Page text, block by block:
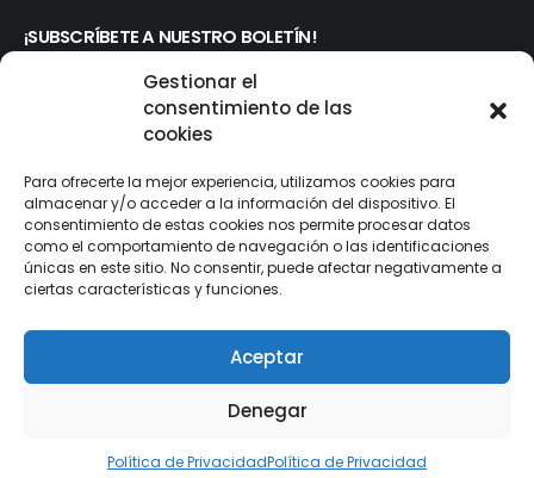
Gestionar el
consentimiento de las
cookies
Para ofrecerte la mejor experiencia, utilizamos cookies para
almacenar y/o acceder a la información del dispositivo. El
consentimiento de estas cookies nos permite procesar datos
como el comportamiento de navegación o las identificaciones
únicas en este sitio. No consentir, puede afectar negativamente a
ciertas características y funciones.
Aceptar
Denegar
Política de PrivacidadPolítica de Privacidad
¡SUBSCRÍBETE A NUESTRO BOLETÍN!
Te mantendrás informado de las novedades y ofertas que
realmente te interesan. Subscríbete aquí:
© ActionToys.es 2021. All Rights Reserved